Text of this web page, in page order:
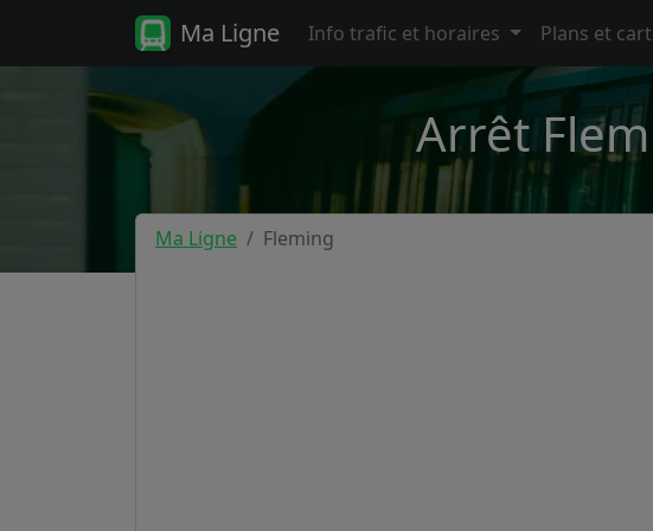
Ma Ligne Info trafic et horaires Plans et
Arrêt
Ma Ligne Fleming